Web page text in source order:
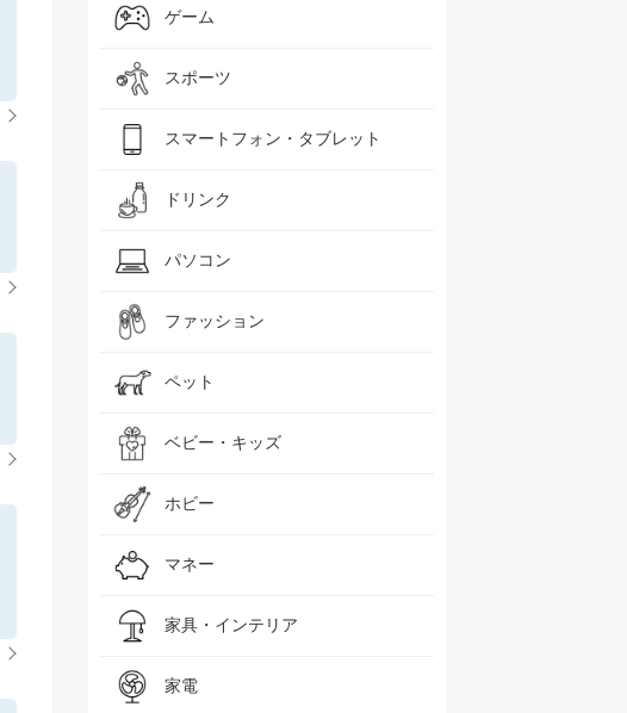
ゲーム
スポーツ
スマートフォン・タブレット
ドリンク
パソコン
ファッション
ペット
ベビー・キッズ
ホビー
マネー
家具・インテリア
家電